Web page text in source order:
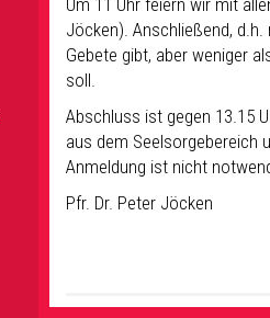
Um 11 Uhr feiern wir mit
Jöcken). Anschließend,
Gebete gibt, aber weniger
soll.
Abschluss ist gegen 13.15
aus dem Seelsorgebereich
Anmeldung ist nicht
Pfr. Dr. Peter Jöcken